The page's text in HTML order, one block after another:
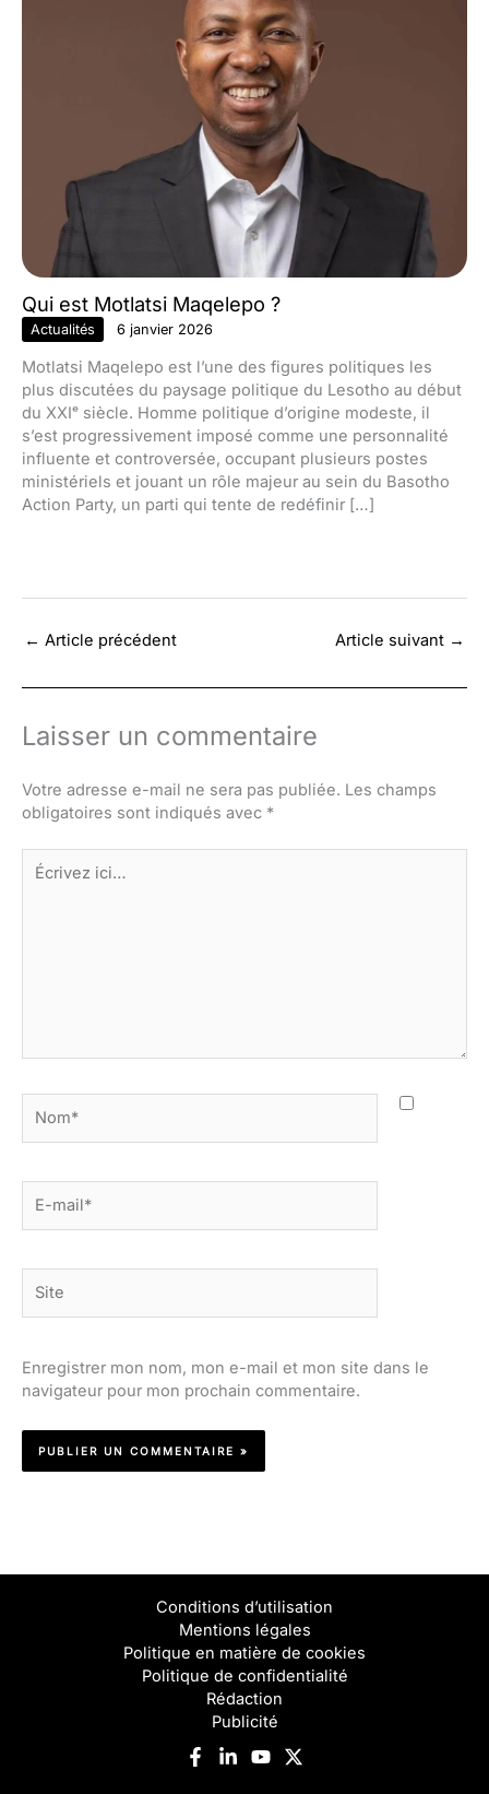
Qui est Motlatsi Maqelepo ?
Actualités 6 janvier 2026
Motlatsi Maqelepo est l’une des figures politiques les
plus discutées du paysage politique du Lesotho au début
du XXIᵉ siècle. Homme politique d’origine modeste, il
s’est progressivement imposé comme une personnalité
influente et controversée, occupant plusieurs postes
ministériels et jouant un rôle majeur au sein du Basotho
Action Party, un parti qui tente de redéfinir […]
← Article précédent Article suivant →
Laisser un commentaire
Votre adresse e-mail ne sera pas publiée. Les champs
obligatoires sont indiqués avec *
Écrivez
ici…
mail*
Enregistrer mon nom, mon e-mail et mon site dans le
navigateur pour mon prochain commentaire.
Conditions d’utilisation
Mentions légales
Politique en matière de cookies
Politique de confidentialité
Rédaction
Publicité